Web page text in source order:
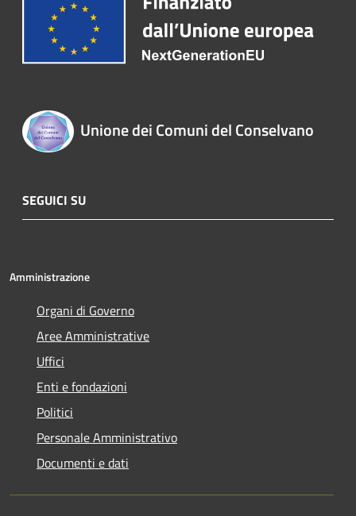
Unione dei Comuni del Conselvano
SEGUICI SU
Amministrazione
Organi di Governo
Aree Amministrative
Uffici
Enti e fondazioni
Politici
Personale Amministrativo
Documenti e dati